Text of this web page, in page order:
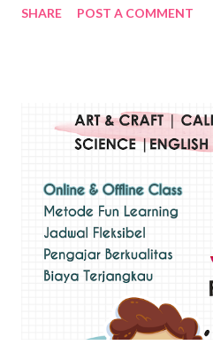
Wayan Kun Adnyana, teknik yang
menggunakan bahan dasar cat air,
sapuan warna cat yang tebal.
pelukis untuk menghasilkan lukisan
bernilai tinggi. Ciri teknik plakat Ciri-
warna yang kental dan tebal. Hasil
medianya Mem...
SHARE POST A COMMENT